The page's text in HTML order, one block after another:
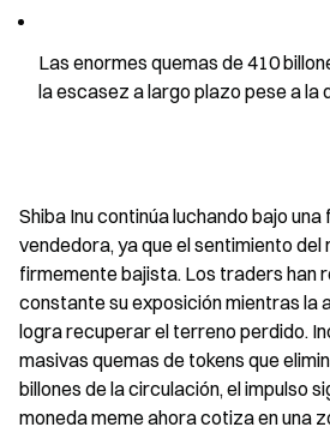
Las enormes quemas de 410
la escasez a largo plazo pese a la
Shiba Inu continúa luchando bajo
vendedora, ya que el sentimiento
firmemente bajista. Los traders han
constante su exposición mientras la
logra recuperar el terreno perdido.
masivas quemas de tokens que
billones de la circulación, el impulso
moneda meme ahora cotiza en una